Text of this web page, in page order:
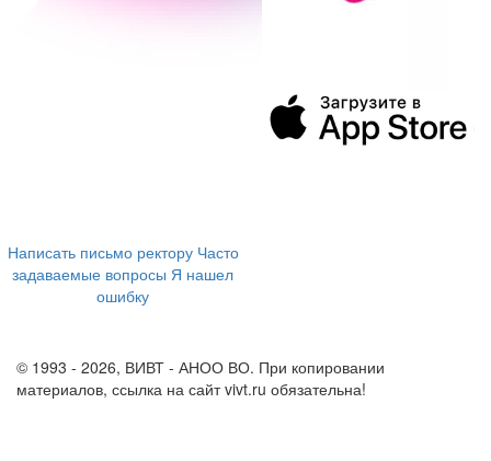
Написать письмо ректору Часто
задаваемые вопросы Я нашел
ошибку
© 1993 - 2026, ВИВТ - АНОО ВО. При копировании
материалов, ссылка на сайт vivt.ru обязательна!